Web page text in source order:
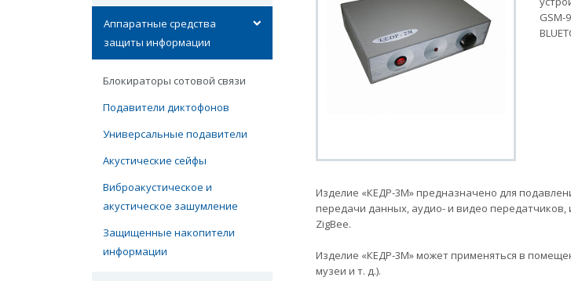
Аппаратные средства
защиты информации
Блокираторы сотовой связи
Подавители диктофонов
Универсальные подавители
Акустические сейфы
Виброакустическое и
акустическое зашумление
Защищенные накопители
информации
GSM-
Изделие «КЕДР-3М» предназначено для
передачи данных, аудио- и видео передатчиков,
ZigBee.
Изделие «КЕДР-3М» может применяться в
музеи и т. д.).